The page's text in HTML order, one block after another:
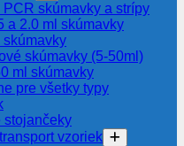
PCR skúmavky a strípy
a 2.0 ml skúmavky
skúmavky
skúmavky (5-50ml)
ml skúmavky
pre všetky typy
stojančeky
vzoriek